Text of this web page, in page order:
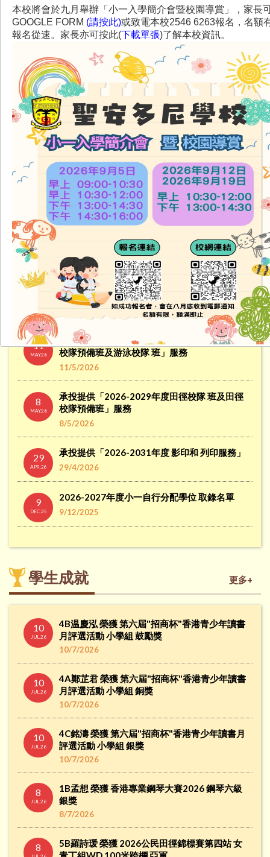
4/7/2026 30/6/2026
P1 STEAM DAY
29/6/2026
P5、6班際閃避球比賽
29/6/2026
最新消息
26
承投提供「2026-2027年度花式跳繩 興趣班及
花式跳繩校隊」服務
26/5/2026
11
MAY.26
承投提供「2026-2027年度游泳興趣 班、游泳
校隊預備班及游泳校隊 班」服務
11/5/2026
8
MAY.26
承投提供「2026-2029年度田徑校隊 班及田徑
校隊預備班」服務
8/5/2026
29
APR.26
承投提供「2026-2031年度 影印和 列印服務」
29/4/2026
9
DEC.25
2026-2027年度小一自行分配學位 取錄名單
9/12/2025
17
1 各級插班生申請表格
16
JUL.24
傳媒訪問升中派位
16/7/2024
20
SEP.23
校長的話14
20/9/2023
4
JUN.26
承辦提供「2026-2029年度成長的天 空計劃
（小學）服務」
4/6/2026
更多+
學生成就
10
JUL.26
4B温慶泓 榮獲 第六屆"招商杯"香港青少年讀書
月評選活動 小學組 鼓勵獎
10/7/2026
10
JUL.26
4A鄭芷君 榮獲 第六屆"招商杯"香港青少年讀書
月評選活動 小學組 銅獎
10/7/2026
10
JUL.26
4C銘濤 榮獲 第六屆"招商杯"香港青少年讀書月
評選活動 小學組 銀獎
10/7/2026
8
JUL.26
1B孟想 榮獲 香港專業鋼琴大賽2026 鋼琴六級
銀獎
8/7/2026
8
5B羅詩瑗 榮獲 2026公民田徑錦標賽第四站 女
更多+
本校將會於九月舉辦「小一入學簡介會暨校園導賞」，家長
GOOGLE FORM (請按此)或致電本校2546 6263報名，名額
報名從速。家長亦可按此(下載單張)了解本校資訊。